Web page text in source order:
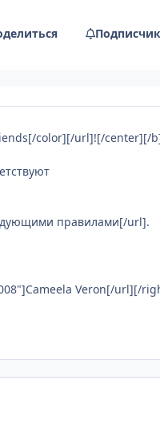
color][/url]![/center][/
правилами[/url].
Veron[/url][/